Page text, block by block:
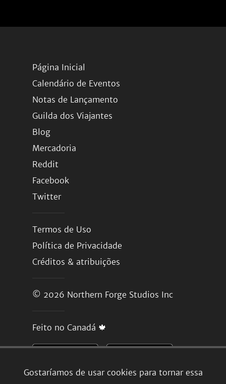
Gostaríamos de usar cookies para tornar essa
Página Inicial
Calendário de Eventos
Notas de Lançamento
Guilda dos Viajantes
Blog
Mercadoria
Reddit
Facebook
Twitter
Termos de Uso
Política de Privacidade
Créditos & atribuições
© 2026 Northern Forge Studios Inc
Feito no Canadá 🍁